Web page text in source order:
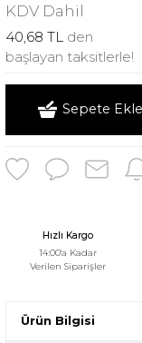
KDV Dahil
40,68 TL den
başlayan taksitlerle!
Sepete Ekle
Hızlı Kargo
14:00'a Kadar
Verilen Siparişler
Ürün Bilgisi